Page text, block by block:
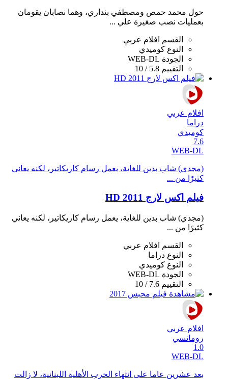
حول محمد حمص ومصطفي بنداري، وهما نصابان يقومان
بعمليات نصب صغيرة علي ...
القسم
افلام عربي
النوع كوميدي
الجودة WEB-DL
التقييم 5.8 / 10
افلام عربي
دراما
كوميدي
7.6
WEB-DL
(مجدي) شاب بدين للغاية، يعمل رسام كاريكاتير، لكنه يعاني
كثيرًا من ...
فيلم اكس لارج 2011 HD
(مجدي) شاب بدين للغاية، يعمل رسام كاريكاتير، لكنه يعاني
كثيرًا من ...
القسم
افلام عربي
النوع دراما
النوع كوميدي
الجودة WEB-DL
التقييم 7.6 / 10
افلام عربي
رومانسي
1.0
WEB-DL
بعد عشرين عاما على انتهاء الحرب اﻷهلية اللبنانية، لا زالت